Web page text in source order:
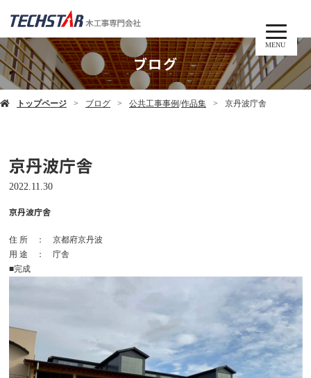
MENU
ブログ
トップページ ブログ 公共工事事例/作品集 京丹波庁舎
京丹波庁舎
2022.11.30
京丹波庁舎
住 所 ： 京都府京丹波
用 途 ： 庁舎
■完成